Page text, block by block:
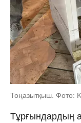
Тоңазытқыш. Фото:
Тұрғындардың